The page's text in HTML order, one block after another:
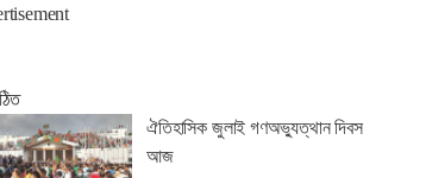
ঐতিহাসিক জুলাই গণঅভ্যুত্থান দিবস
আজ